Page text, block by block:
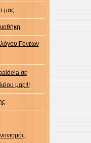
μας
Γονέων
σε
μας!!!